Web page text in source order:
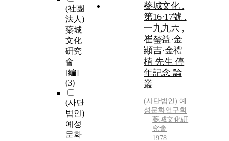
(社團
法人)
蘂城
文化
硏究
會
[編]
(3)
(사단
법인)
예성
문화
蘂城文化 .
第16·17號 .
一九九六 ,
崔瑩益·金
顯吉·金禮
植 先生 停
年記念 論
叢
(사단법인) 예
성문화연구회
蘂城文化硏
究會
1978